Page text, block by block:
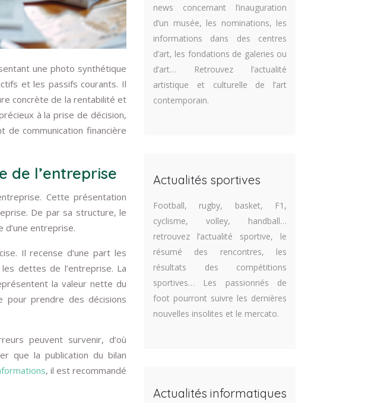
une photo synthétique
et les passifs courants. Il
concrète de la rentabilité et
à la prise de décision,
de communication financière
de l’entreprise
Cette présentation
De par sa structure, le
entreprise.
Il recense d’une part les
dettes de l’entreprise. La
la valeur nette du
pour prendre des décisions
peuvent survenir, d’où
que la publication du bilan
, il est recommandé
news concernant l’inauguration
d’un musée, les nominations, les
informations dans des centres
d’art, les fondations de galeries ou
d’art… Retrouvez l’actualité
artistique et culturelle de l’art
contemporain.
Actualités sportives
Football, rugby, basket, F1,
cyclisme, volley, handball…
retrouvez l’actualité sportive, le
résumé des rencontres, les
résultats des compétitions
sportives… Les passionnés de
foot pourront suivre les dernières
nouvelles insolites et le mercato.
Actualités informatiques